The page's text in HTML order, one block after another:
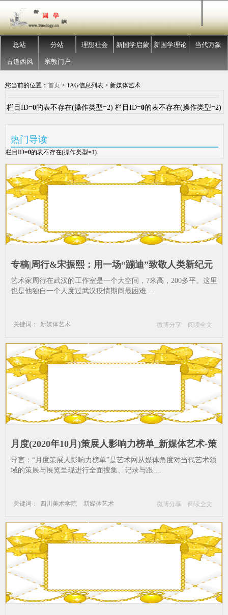
总站 分站 理想社会 新国学启蒙 新国学理论 当代万象
古道西风 宗教门户
您当前的位置： 首页 > TAG信息列表 > 新媒体艺术
栏目ID=0的表不存在(操作类型=2) 栏目ID=0的表不存在(操作类型=2)
热门导读
栏目ID=0的表不存在(操作类型=1)
专稿|周行&宋振熙：用一场“蹦迪”致敬人类新纪元
开端_谢子龙影像艺术馆-声画交互--武汉-项目-疫情
艺术家周行在武汉的工作室是一个大空间，7米高，200多平。这里
也是他独自一个人度过武汉疫情期间最困难....
关键词：
新媒体艺术
项目
疫情
微博分享 阅读全文
月度(2020年10月)策展人影响力榜单_新媒体艺术-策
展人--艺术家-计划-空间
导言：“月度策展人影响力榜单”是艺术网从媒体角度对当代艺术领
域的策展与展览呈现进行全面搜集、记录与跟....
关键词： 四川美术学院
新媒体艺术
微博分享 阅读全文